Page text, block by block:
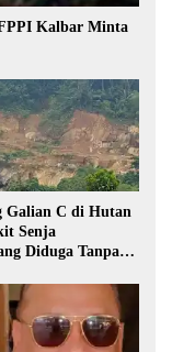
Kalbar Minta
Galian C di Hutan
Senja
Diduga Tanpa